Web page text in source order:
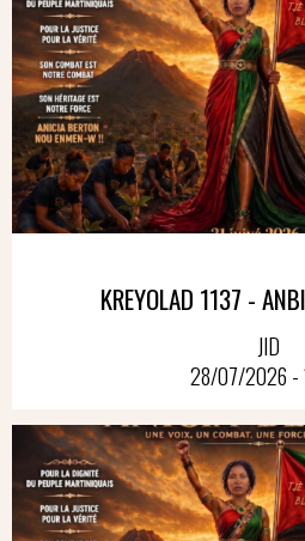
KREYOLAD 1137 -
JID
28/07/2026 -